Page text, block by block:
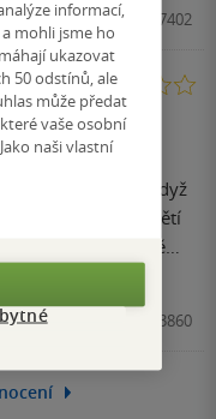
jsem se trošku
2017, 9788024257402
mě zaujal děj. Když
mi tam nějaké napětí
je sice hrozně
si to více v duchu
Naopak slon tam
do knihy
2021, 9788024273860
informací,
mohli jsme ho
ukazovat
50 odstínů, ale
může předat
vaše osobní
naši vlastní